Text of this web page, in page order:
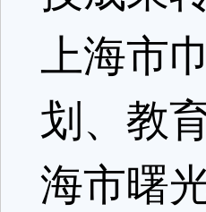
上海市
划、教
海市曙